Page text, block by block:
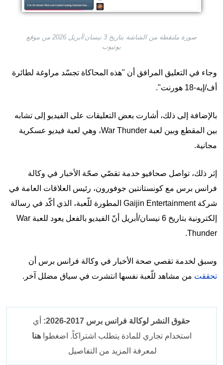
صورة ملتقطة من الشاشة بتاريخ 3 نيسان/أبريل 2026 من موقع
يوتيوب
وجاء في التعليق المرافق أن "هذه المحاكاة تجسّد مراوغة لطائرة
أف/إيه-18 هورنت".
بالإضافة إلى ذلك، أشارت بعض التعليقات على الفيديو إلى تشابه
بين المقطع وبين لعبة War Thunder، وهي لعبة فيديو عسكرية
مجانية.
إثر ذلك، تواصل صحافيو خدمة تقصّي صحّة الأخبار في وكالة
فرانس برس مع كونستانتين جوفورون، رئيس العلاقات العامة في
شركة Gaijin Entertainment المطورة للّعبة، الذي أكّد في رسالة
إلكترونية بتاريخ 6 نيسان/أبريل أنّ الفيديو بالفعل يعود للعبة War
Thunder.
وسبق لخدمة تقصي صحة الأخبار في وكالة فرانس برس أن
تحققت من مشاهد للّعبة نفسها انتشرت في سياق مضلل آخر.
حقوق النشر لوكالة فرانس برس 2017-2026:
أي
استخدام تجاري للمادة يتطلب اشتراكاً. اضغطواهنا
لمعرفة المزيد من التفاصيل